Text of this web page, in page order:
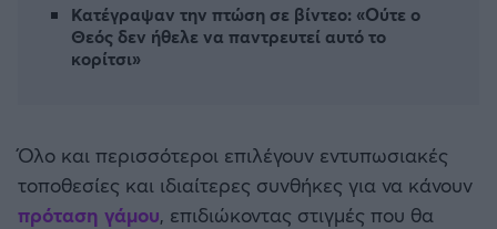
Παναιτωλικός
Μπαρτσελόνα
Κατέγραψαν την πτώση σε βίντεο: «Ούτε ο
Θεός δεν ήθελε να παντρευτεί αυτό το
κορίτσι»
Όλο και περισσότεροι επιλέγουν εντυπωσιακές
τοποθεσίες και ιδιαίτερες συνθήκες για να κάνουν
πρόταση γάμου, επιδιώκοντας στιγμές που θα